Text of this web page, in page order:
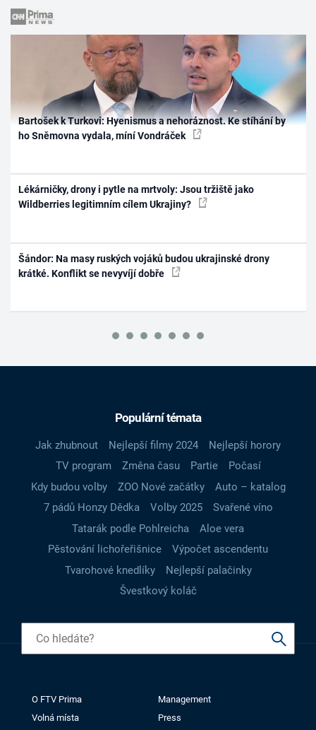
Bartošek k Turkovi: Hyenismus a nehoráznost. Ke stíhání by
ho Sněmovna vydala, míní Vondráček
Lékárničky, drony i pytle na mrtvoly: Jsou tržiště jako
Wildberries legitimním cílem Ukrajiny?
Šándor: Na masy ruských vojáků budou ukrajinské drony
krátké. Konflikt se nevyvíjí dobře
Populární témata
Jak zhubnout Nejlepší filmy 2024
Nejlepší horory
TV program
Změna času Partie
Počasí
Kdy budou volby
ZOO Nové začátky
Auto – katalog
7 pádů Honzy Dědka
Volby 2025
Svařené víno
Tatarák podle Pohlreicha
Aloe vera
Pěstování lichořeřišnice
Výpočet ascendentu
Tvarohové knedlíky
Nejlepší palačinky
Švestkový koláč
O FTV Prima
Management
Volná místa
Press